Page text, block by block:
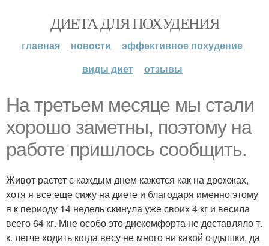
ДИЕТА ДЛЯ ПОХУДЕНИЯ
главная новости
эффективное похудение
виды диет
отзывы
На третьем месяце мы стали
хорошо заметны, поэтому на
работе пришлось сообщить.
Живот растет с каждым днем кажется как на дрожжах,
хотя я все еще сижу на диете и благодаря именно этому
я к периоду 14 недель скинула уже своих 4 кг и весила
всего 64 кг. Мне особо это дискомфорта не доставляло т.
к. легче ходить когда весу не много ни какой отдышки, да